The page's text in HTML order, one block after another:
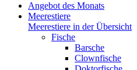
Angebot des Monats
Meerestiere
Meerestiere in der Übersicht
Fische
Barsche
Clownfische